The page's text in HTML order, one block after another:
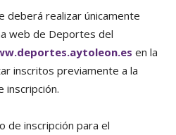
deberá realizar únicamente
web de Deportes del
en la
inscritos previamente a la
inscripción.
de inscripción para el